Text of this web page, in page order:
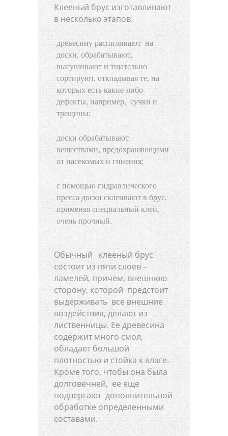
Клееный брус изготавливают
в несколько этапов:
древесину распиливают на
доски, обрабатывают,
высушивают и тщательно
сортируют, откладывая те, на
которых есть какие-либо
дефекты, например, сучки и
трещины;
доски обрабатывают
веществами, предохраняющими
от насекомых и гниения;
с помощью гидравлического
пресса доски склеивают в брус,
применяя специальный клей,
очень прочный.
Обычный клееный брус
состоит из пяти слоев –
ламелей, причем, внешнюю
сторону, которой предстоит
выдерживать все внешние
воздействия, делают из
лиственницы. Ее древесина
содержит много смол,
обладает большой
плотностью и стойка к влаге.
Кроме того, чтобы она была
долговечней, ее еще
подвергают дополнительной
обработке определенными
составами.